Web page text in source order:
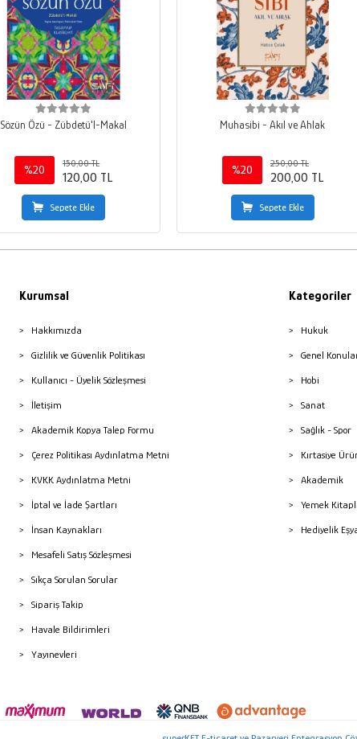
Sözün Özü - Zübdetü'l-Makal
%20
150,00 TL
120,00 TL
Sepete Ekle
Muhasibi - Akıl ve Ahlak
%20
250,00 TL
200,00 TL
Sepete Ekle
Kurumsal
Hakkımızda
Gizlilik ve Güvenlik Politikası
Kullanıcı - Üyelik Sözleşmesi
İletişim
Akademik Kopya Talep Formu
Çerez Politikası Aydınlatma Metni
KVKK Aydınlatma Metni
İptal ve İade Şartları
İnsan Kaynakları
Mesafeli Satış Sözleşmesi
Sıkça Sorulan Sorular
Sipariş Takip
Havale Bildirimleri
Yayınevleri
Kategoriler
Hukuk
Genel
Hobi
Sanat
Sağlık - Spor
Kırtasiye
Akademik
Yemek
Hediyelik